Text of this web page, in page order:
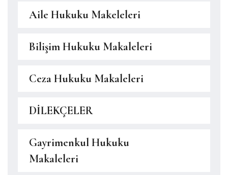
Aile Hukuku Makeleleri
Bilişim Hukuku Makaleleri
Ceza Hukuku Makaleleri
DİLEKÇELER
Gayrimenkul Hukuku
Makaleleri